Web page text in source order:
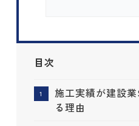
目次
施工実績が建設
る理由